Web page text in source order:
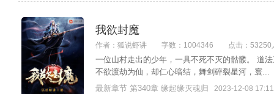
我欲封魔
作者：狐说虾讲 字数：1004346 点击：53250
一位山村走出的少年，一具不死不灭的骷髅。 道
不欲渡劫为仙，却仁心暗结，舞剑碎裂星河，寰...
最新章节 第340章 缘起缘灭魂归
2023-12-08